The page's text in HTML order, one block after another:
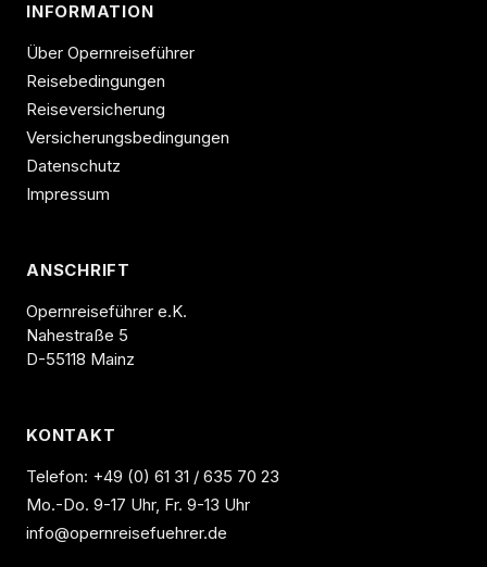
INFORMATION
Über Opernreiseführer
Reisebedingungen
Reiseversicherung
Versicherungsbedingungen
Datenschutz
Impressum
ANSCHRIFT
Opernreiseführer e.K.
Nahestraße 5
D-55118 Mainz
KONTAKT
Telefon: +49 (0) 61 31 / 635 70 23
Mo.-Do. 9-17 Uhr, Fr. 9-13 Uhr
info@opernreisefuehrer.de